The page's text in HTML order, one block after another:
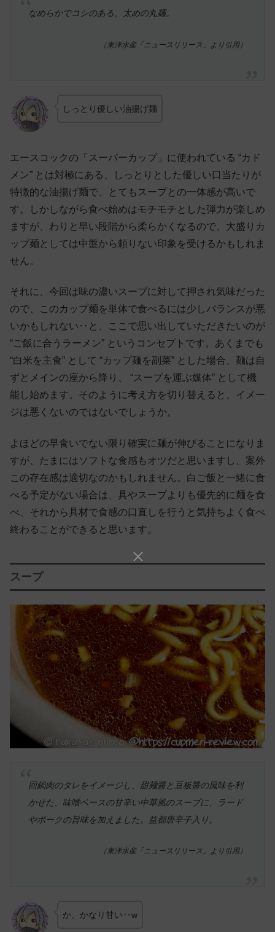
なめらかでコシのある、太めの丸麺。
（東洋水産「ニュースリリース」より引用）
しっとり優しい油揚げ麺
エースコックの「スーパーカップ」に使われている “カド
メン” とは対極にある、しっとりとした優しい口当たりが
特徴的な油揚げ麺で、とてもスープとの一体感が高いで
す。しかしながら食べ始めはモチモチとした弾力が楽しめ
ますが、わりと早い段階から柔らかくなるので、大盛りカ
ップ麺としては中盤から頼りない印象を受けるかもしれま
せん。
それに、今回は味の濃いスープに対して押され気味だった
ので、このカップ麺を単体で食べるには少しバランスが悪
いかもしれない‥と、ここで思い出していただきたいのが
“ご飯に合うラーメン” というコンセプトです。あくまでも
“白米を主食” として “カップ麺を副菜” とした場合、麺は自
ずとメインの座から降り、 “スープを運ぶ媒体” として機
能し始めます。そのように考え方を切り替えると、イメー
ジは悪くないのではないでしょうか。
よほどの早食いでない限り確実に麺が伸びることになりま
すが、たまにはソフトな食感もオツだと思いますし、案外
この存在感は適切なのかもしれません。白ご飯と一緒に食
べる予定がない場合は、具やスープよりも優先的に麺を食
べ、それから具材で食感の口直しを行うと気持ちよく食べ
終わることができると思います。
スープ
回鍋肉のタレをイメージし、甜麺醤と豆板醤の風味を利
かせた、味噌ベースの甘辛い中華風のスープに、ラード
やポークの旨味を加えました。益都唐辛子入り。
（東洋水産「ニュースリリース」より引用）
か、かなり甘い‥w